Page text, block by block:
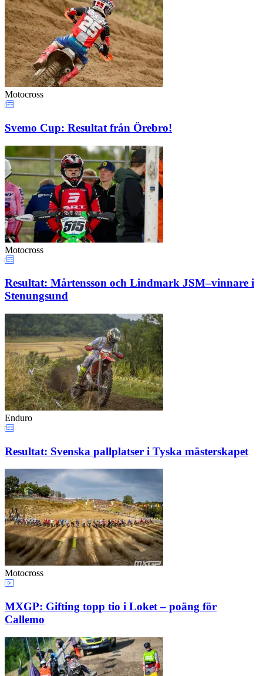
Motocross
Svemo Cup: Resultat från Örebro!
Motocross
Resultat: Mårtensson och Lindmark JSM–vinnare i
Stenungsund
Enduro
Resultat: Svenska pallplatser i Tyska mästerskapet
Motocross
MXGP: Gifting topp tio i Loket – poäng för
Callemo